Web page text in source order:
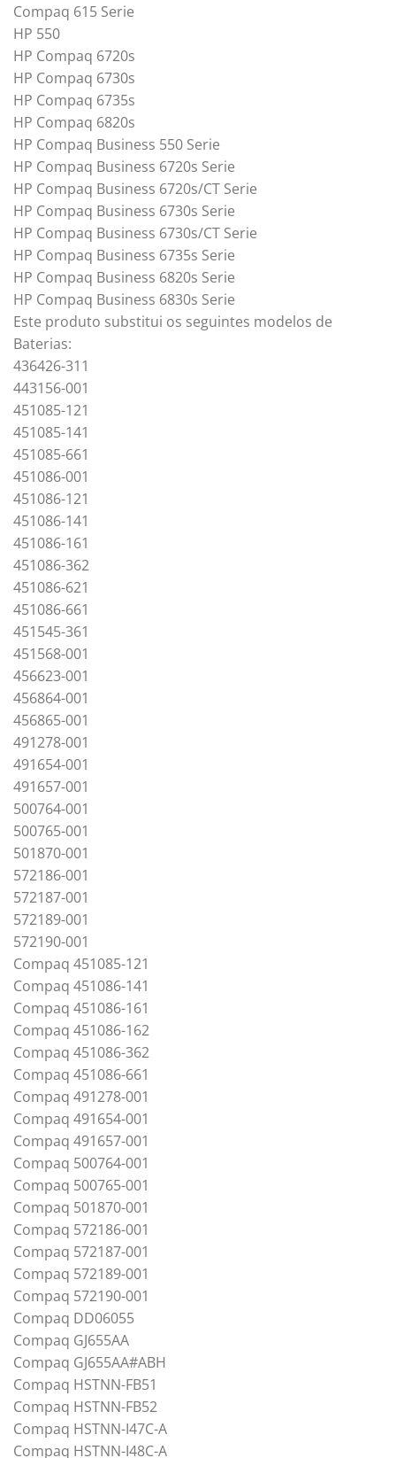
Compaq 615 Serie
HP 550
HP Compaq 6720s
HP Compaq 6730s
HP Compaq 6735s
HP Compaq 6820s
HP Compaq Business 550 Serie
HP Compaq Business 6720s Serie
HP Compaq Business 6720s/CT Serie
HP Compaq Business 6730s Serie
HP Compaq Business 6730s/CT Serie
HP Compaq Business 6735s Serie
HP Compaq Business 6820s Serie
HP Compaq Business 6830s Serie
Este produto substitui os seguintes modelos de
Baterias:
436426-311
443156-001
451085-121
451085-141
451085-661
451086-001
451086-121
451086-141
451086-161
451086-362
451086-621
451086-661
451545-361
451568-001
456623-001
456864-001
456865-001
491278-001
491654-001
491657-001
500764-001
500765-001
501870-001
572186-001
572187-001
572189-001
572190-001
Compaq 451085-121
Compaq 451086-141
Compaq 451086-161
Compaq 451086-162
Compaq 451086-362
Compaq 451086-661
Compaq 491278-001
Compaq 491654-001
Compaq 491657-001
Compaq 500764-001
Compaq 500765-001
Compaq 501870-001
Compaq 572186-001
Compaq 572187-001
Compaq 572189-001
Compaq 572190-001
Compaq DD06055
Compaq GJ655AA
Compaq GJ655AA#ABH
Compaq HSTNN-FB51
Compaq HSTNN-FB52
Compaq HSTNN-I47C-A
Compaq HSTNN-I48C-A